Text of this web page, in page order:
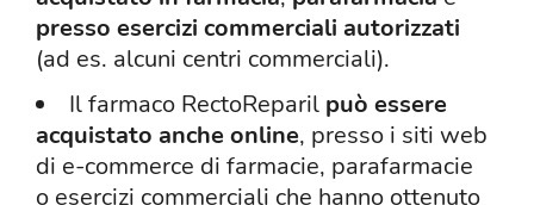
presso esercizi commerciali autorizzati
(ad es. alcuni centri commerciali).
Il farmaco RectoReparil può essere
acquistato anche online, presso i siti web
di e-commerce di farmacie, parafarmacie
o esercizi commerciali che hanno ottenuto